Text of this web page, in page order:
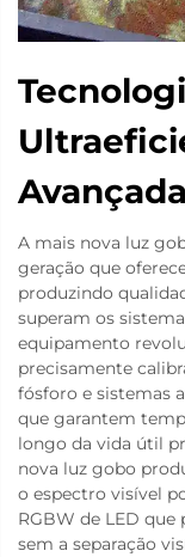
A mais nova luz
geração que
produzindo
superam os
equipamento
precisamente
fósforo e sistemas
que garantem
longo da vida útil
nova luz gobo
o espectro visível
RGBW de LED
sem a separação